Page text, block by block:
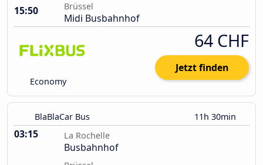
15:50
Brüssel
Midi Busbahnhof
Economy
64 CHF
Jetzt finden
BlaBlaCar Bus 11h 30min
03:15 La Rochelle
Busbahnhof